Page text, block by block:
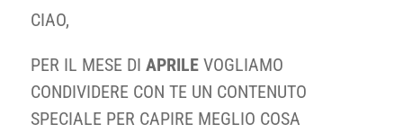
CIAO,
PER IL MESE DI APRILEVOGLIAMO
CONDIVIDERE CON TE UN CONTENUTO
SPECIALE PER CAPIRE MEGLIO COSA